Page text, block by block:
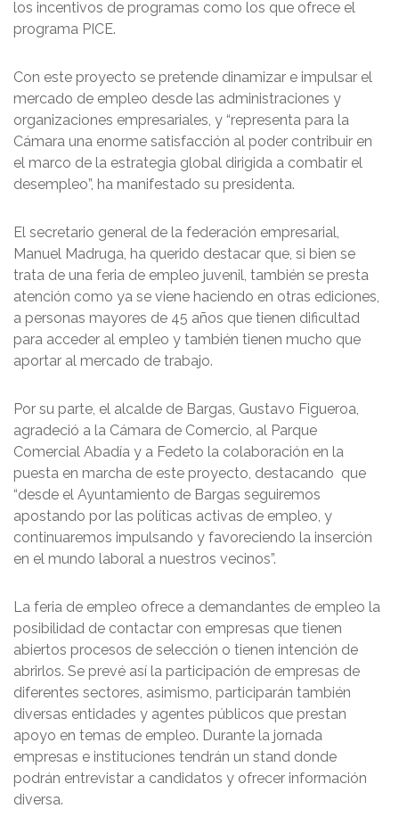
los incentivos de programas como los que ofrece el
programa PICE.
Con este proyecto se pretende dinamizar e impulsar el
mercado de empleo desde las administraciones y
organizaciones empresariales, y “representa para la
Cámara una enorme satisfacción al poder contribuir en
el marco de la estrategia global dirigida a combatir el
desempleo”, ha manifestado su presidenta.
El secretario general de la federación empresarial,
Manuel Madruga, ha querido destacar que, si bien se
trata de una feria de empleo juvenil, también se presta
atención como ya se viene haciendo en otras ediciones,
a personas mayores de 45 años que tienen dificultad
para acceder al empleo y también tienen mucho que
aportar al mercado de trabajo.
Por su parte, el alcalde de Bargas, Gustavo Figueroa,
agradeció a la Cámara de Comercio, al Parque
Comercial Abadía y a Fedeto la colaboración en la
puesta en marcha de este proyecto, destacando que
“desde el Ayuntamiento de Bargas seguiremos
apostando por las políticas activas de empleo, y
continuaremos impulsando y favoreciendo la inserción
en el mundo laboral a nuestros vecinos”.
La feria de empleo ofrece a demandantes de empleo la
posibilidad de contactar con empresas que tienen
abiertos procesos de selección o tienen intención de
abrirlos. Se prevé así la participación de empresas de
diferentes sectores, asimismo, participarán también
diversas entidades y agentes públicos que prestan
apoyo en temas de empleo. Durante la jornada
empresas e instituciones tendrán un stand donde
podrán entrevistar a candidatos y ofrecer información
diversa.